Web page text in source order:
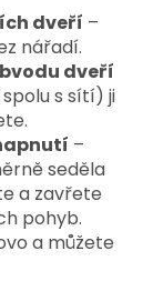
dveří –
nářadí.
dveří
s sítí) ji
–
seděla
a zavřete
pohyb.
a můžete